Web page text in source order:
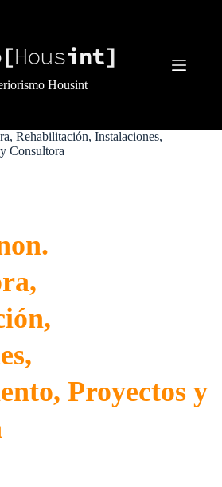
Housint
Rehabilitación, Instalaciones,
Consultora
Proyectos y